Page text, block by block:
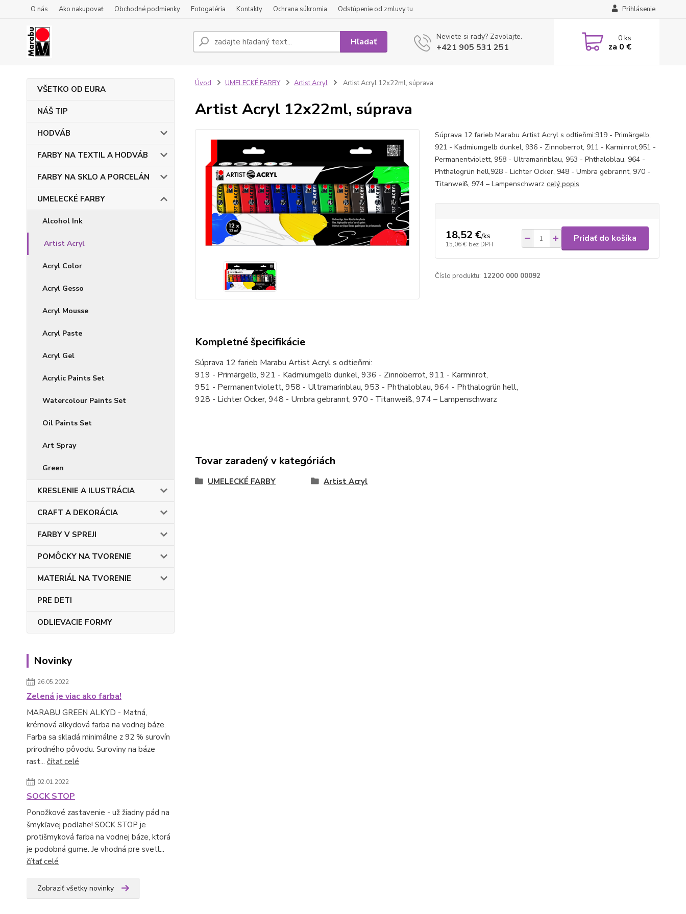
O nás Ako nakupovať Obchodné podmienky Fotogaléria Kontakty Ochrana súkromia Odstúpenie od zmluvy tu Prihlásenie
Hľadať Neviete si rady? Zavolajte.
+421 905 531 251
0ks
za 0 €
VŠETKO OD EURA
NÁŠ TIP
HODVÁB
FARBY NA TEXTIL A HODVÁB
FARBY NA SKLO A PORCELÁN
UMELECKÉ FARBY
Alcohol Ink
Artist Acryl
Acryl Color
Acryl Gesso
Acryl Mousse
Acryl Paste
Acryl Gel
Acrylic Paints Set
Watercolour Paints Set
Oil Paints Set
Art Spray
Green
KRESLENIE A ILUSTRÁCIA
CRAFT A DEKORÁCIA
FARBY V SPREJI
POMÔCKY NA TVORENIE
MATERIÁL NA TVORENIE
PRE DETI
ODLIEVACIE FORMY
Novinky
26.05.2022
Zelená je viac ako farba!
MARABU GREEN ALKYD - Matná,
krémová alkydová farba na vodnej báze.
Farba sa skladá minimálne z 92 % surovín
prírodného pôvodu. Suroviny na báze
rast... čítať celé
02.01.2022
SOCK STOP
Ponožkové zastavenie - už žiadny pád na
šmykľavej podlahe! SOCK STOP je
protišmyková farba na vodnej báze, ktorá
je podobná gume. Je vhodná pre svetl...
čítať celé
Zobraziť všetky novinky
Úvod UMELECKÉ FARBY Artist Acryl Artist Acryl 12x22ml, súprava
Artist Acryl 12x22ml, súprava
Súprava 12 farieb Marabu Artist Acryl s odtieňmi:919 - Primärgelb,
921 - Kadmiumgelb dunkel, 936 - Zinnoberrot, 911 - Karminrot,951 -
Permanentviolett, 958 - Ultramarinblau, 953 - Phthaloblau, 964 -
Phthalogrün hell,928 - Lichter Ocker, 948 - Umbra gebrannt, 970 -
Titanweiß, 974 – Lampenschwarz celý popis
18,52 €/ks
15,06 € bez DPH
Pridať do košíka
Číslo produktu: 12200 000 00092
Kompletné špecifikácie
Súprava 12 farieb Marabu Artist Acryl s odtieňmi:
919 - Primärgelb, 921 - Kadmiumgelb dunkel, 936 - Zinnoberrot, 911 - Karminrot,
951 - Permanentviolett, 958 - Ultramarinblau, 953 - Phthaloblau, 964 - Phthalogrün hell,
928 - Lichter Ocker, 948 - Umbra gebrannt, 970 - Titanweiß, 974 – Lampenschwarz
Tovar zaradený v kategóriách
UMELECKÉ FARBY Artist Acryl